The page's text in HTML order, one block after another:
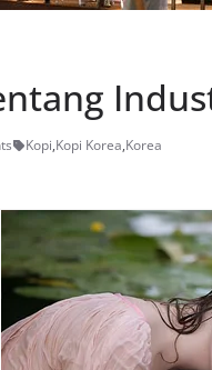
Kopi,Kopi Korea,Korea